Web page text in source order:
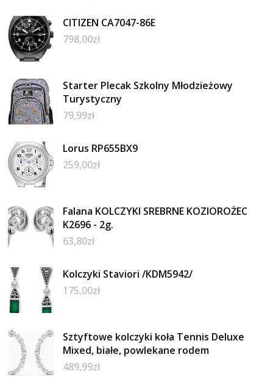
CITIZEN CA7047-86E
798,00zł
Starter Plecak Szkolny Młodzieżowy
Turystyczny
79,99zł
Lorus RP655BX9
259,00zł
Falana KOLCZYKI SREBRNE KOZIOROŻEC
K2696 - 2g.
63,80zł
Kolczyki Staviori /KDM5942/
175,00zł
Sztyftowe kolczyki koła Tennis Deluxe
Mixed, białe, powlekane rodem
489,99zł